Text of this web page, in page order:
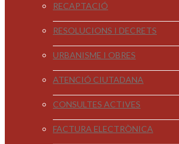
RECAPTACIÓ
RESOLUCIONS I DECRETS
URBANISME I OBRES
ATENCIÓ CIUTADANA
CONSULTES ACTIVES
FACTURA ELECTRÒNICA